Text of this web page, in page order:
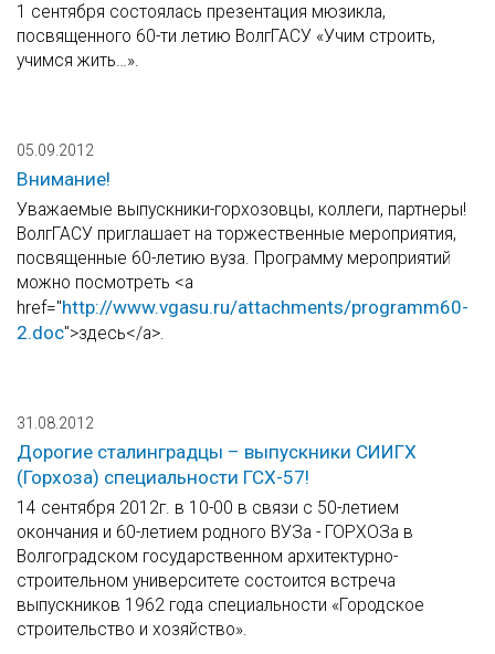
1 сентября состоялась презентация мюзикла,
посвященного 60-ти летию ВолгГАСУ «Учим строить,
учимся жить…».
05.09.2012
Внимание!
Уважаемые выпускники-горхозовцы, коллеги, партнеры!
ВолгГАСУ приглашает на торжественные мероприятия,
посвященные 60-летию вуза. Программу мероприятий
можно посмотреть <a
href="http://www.vgasu.ru/attachments/programm60-
2.doc">здесь</a>.
31.08.2012
Дорогие сталинградцы – выпускники СИИГХ
(Горхоза) специальности ГСХ-57!
14 сентября 2012г. в 10-00 в связи с 50-летием
окончания и 60-летием родного ВУЗа - ГОРХОЗа в
Волгоградском государственном архитектурно-
строительном университете состоится встреча
выпускников 1962 года специальности «Городское
строительство и хозяйство».